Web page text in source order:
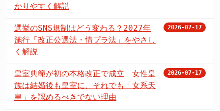
かりやすく解説
選挙のSNS規制はどう変わる？2027年
施行「改正公選法・情プラ法」をやさし
く解説
2026-07-17
皇室典範が初の本格改正で成立 女性皇
族は結婚後も皇室に、それでも「女系天
皇」を認めるべきでない理由
2026-07-17